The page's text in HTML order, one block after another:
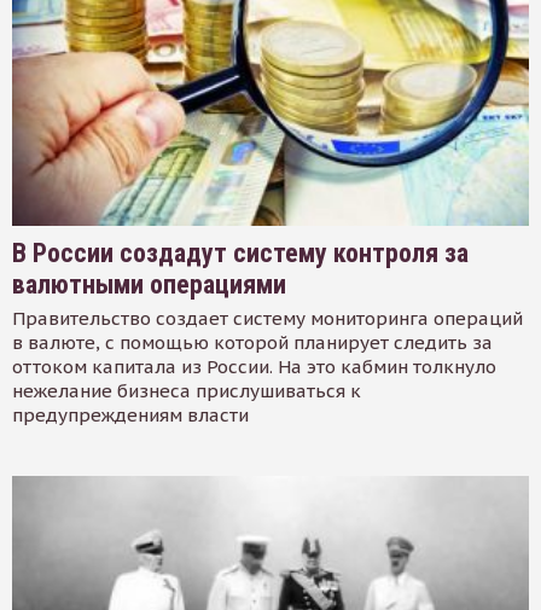
В России создадут систему контроля за
валютными операциями
Правительство создает систему мониторинга операций
в валюте, с помощью которой планирует следить за
оттоком капитала из России. На это кабмин толкнуло
нежелание бизнеса прислушиваться к
предупреждениям власти